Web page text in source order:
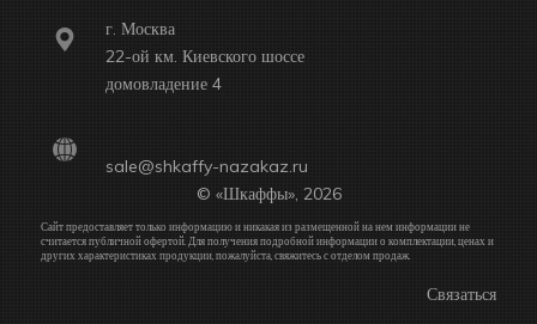
г. Москва
22-ой км. Киевского шоссе
домовладение 4
sale@shkaffy-nazakaz.ru
© «Шкаффы», 2026
Сайт предоставляет только информацию и никакая из размещенной на нем информации не
считается публичной офертой. Для получения подробной информации о комплектации, ценах и
других характеристиках продукции, пожалуйста, свяжитесь с отделом продаж.
Связаться